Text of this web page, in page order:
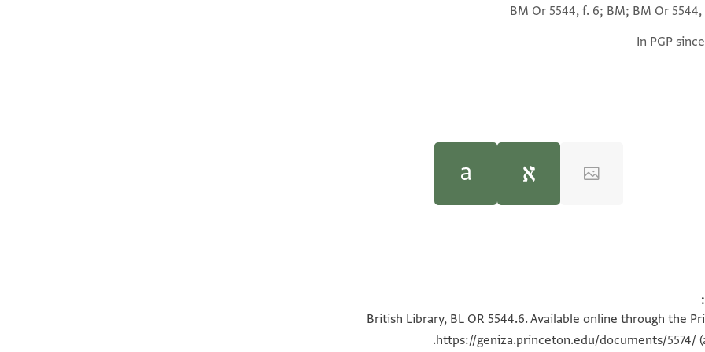
BM Or 5544, f. 6; BM; BM Or 5544,
In PGP
ואחדה לי אנא אלחנן רקע[ה]
אלחנן ; .... הכול, ברצון האל.
British Library, BL OR 5544.6. Available online through the
https://geniza.princeton.edu/documents/5574/